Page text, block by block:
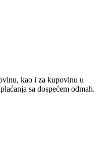
kao i za kupovinu u
sa dospećem odmah.